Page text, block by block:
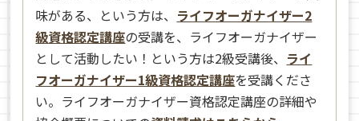
味がある、という方は、 ライフオーガナイザー2
級資格認定講座の受講を、ライフオーガナイザー
として活動したい！という方は2級受講後、 ライ
フオーガナイザー1級資格認定講座を受講くださ
い。ライフオーガナイザー資格認定講座の詳細や